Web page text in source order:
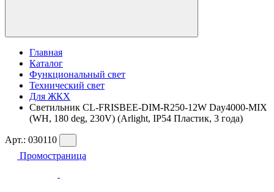
Главная
Каталог
Функциональный свет
Технический свет
Для ЖКХ
Светильник CL-FRISBEE-DIM-R250-12W Day4000-MIX
(WH, 180 deg, 230V) (Arlight, IP54 Пластик, 3 года)
Арт.: 030110
Промостраница